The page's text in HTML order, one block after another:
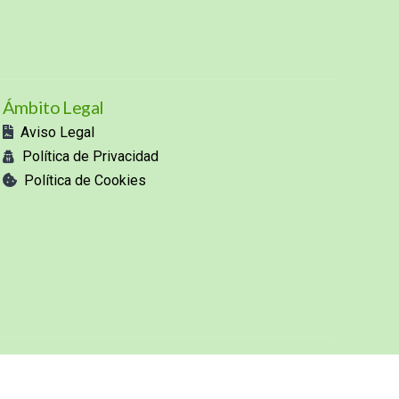
Ámbito Legal
Aviso Legal
Política de Privacidad
Política de Cookies